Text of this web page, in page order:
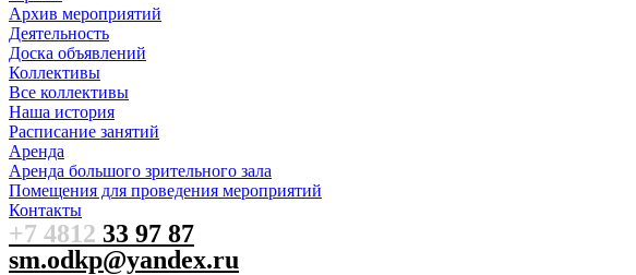
Архив мероприятий
Деятельность
Доска объявлений
Коллективы
Все коллективы
Наша история
Расписание занятий
Аренда
Аренда большого зрительного зала
Помещения для проведения мероприятий
Контакты
+7 4812 33 97 87
sm.odkp@yandex.ru